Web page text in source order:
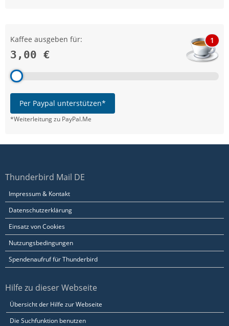
Kaffee ausgeben für:
3,00 €
1
Per Paypal unterstützen*
*Weiterleitung zu PayPal.Me
Thunderbird Mail DE
Impressum & Kontakt
Datenschutzerklärung
Einsatz von Cookies
Nutzungsbedingungen
Spendenaufruf für Thunderbird
Hilfe zu dieser Webseite
Übersicht der Hilfe zur Webseite
Die Suchfunktion benutzen